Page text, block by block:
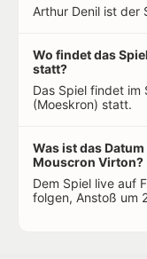
Arthur Denil ist der
Wo findet das
statt?
Das Spiel findet im
(Moeskron) statt.
Was ist das
Mouscron Virton?
Dem Spiel live auf
folgen, Anstoß um